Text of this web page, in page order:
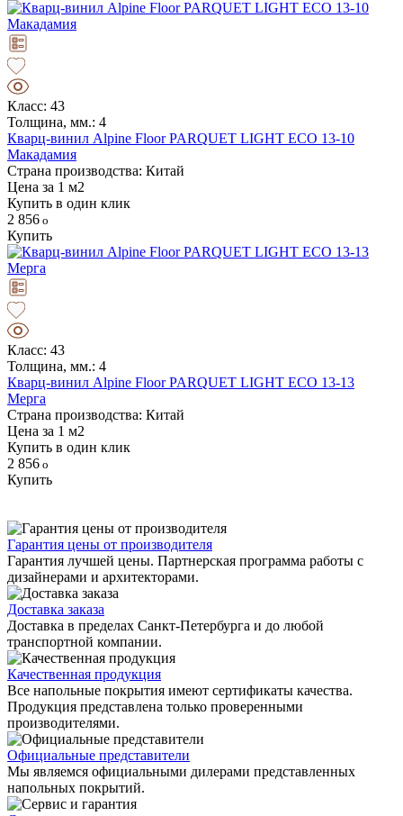
Класс: 43
Толщина, мм.: 4
Кварц-винил Alpine Floor PARQUET LIGHT ЕСО 13-10
Макадамия
Страна производства: Китай
Цена за 1 м2
Купить в один клик
2 856
Купить
Класс: 43
Толщина, мм.: 4
Кварц-винил Alpine Floor PARQUET LIGHT ЕСО 13-13
Мерга
Страна производства: Китай
Цена за 1 м2
Купить в один клик
2 856
Купить
Гарантия цены от производителя
Гарантия лучшей цены. Партнерская программа работы с
дизайнерами и архитекторами.
Доставка заказа
Доставка в пределах Санкт-Петербурга и до любой
транспортной компании.
Качественная продукция
Все напольные покрытия имеют сертификаты качества.
Продукция представлена только проверенными
производителями.
Официальные представители
Мы являемся официальными дилерами представленных
напольных покрытий.